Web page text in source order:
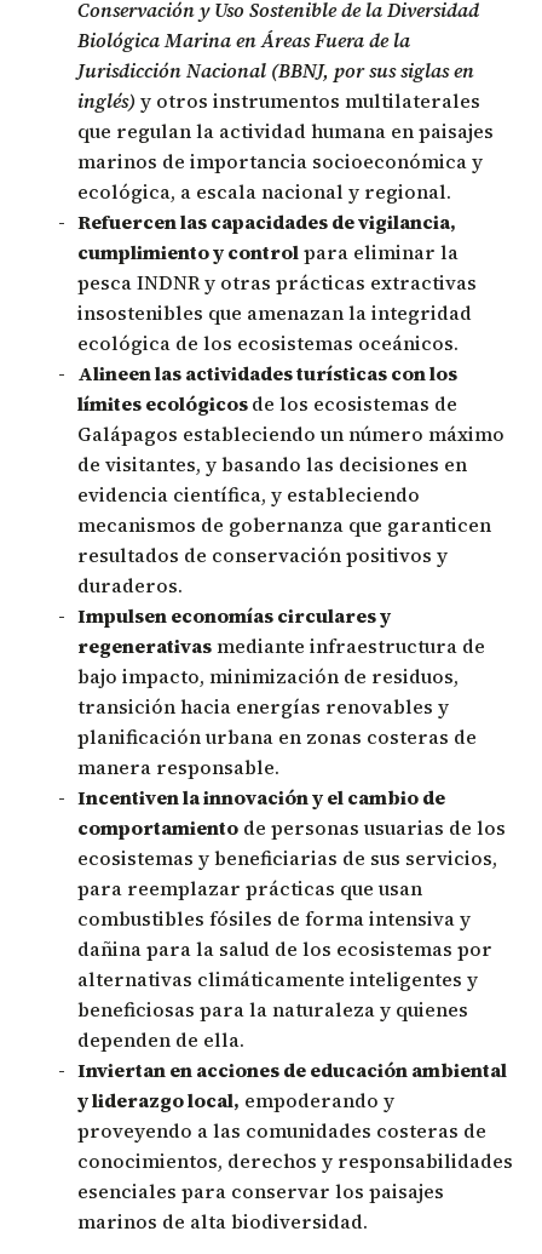
Conservación y Uso Sostenible de la Diversidad
Biológica Marina en Áreas Fuera de la
Jurisdicción Nacional (BBNJ, por sus siglas en
inglés) y otros instrumentos multilaterales
que regulan la actividad humana en paisajes
marinos de importancia socioeconómica y
ecológica, a escala nacional y regional.
Refuercen las capacidades de vigilancia,
cumplimiento y controlpara eliminar la
pesca INDNR y otras prácticas extractivas
insostenibles que amenazan la integridad
ecológica de los ecosistemas oceánicos.
Alineen las actividades turísticas con los
límites ecológicosde los ecosistemas de
Galápagos estableciendo un número máximo
de visitantes, y basando las decisiones en
evidencia científica, y estableciendo
mecanismos de gobernanza que garanticen
resultados de conservación positivos y
duraderos.
Impulsen economías circulares y
regenerativasmediante infraestructura de
bajo impacto, minimización de residuos,
transición hacia energías renovables y
planificación urbana en zonas costeras de
manera responsable.
Incentiven la innovación y el cambio de
comportamiento de personas usuarias de los
ecosistemas y beneficiarias de sus servicios,
para reemplazar prácticas que usan
combustibles fósiles de forma intensiva y
dañina para la salud de los ecosistemas por
alternativas climáticamente inteligentes y
beneficiosas para la naturaleza y quienes
dependen de ella.
Inviertan en acciones de educación ambiental
y liderazgo local, empoderando y
proveyendo a las comunidades costeras de
conocimientos, derechos y responsabilidades
esenciales para conservar los paisajes
marinos de alta biodiversidad.